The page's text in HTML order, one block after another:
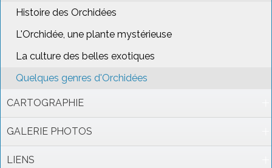
Histoire des Orchidées
L'Orchidée, une plante mystérieuse
La culture des belles exotiques
Quelques genres d'Orchidées
CARTOGRAPHIE
GALERIE PHOTOS
LIENS